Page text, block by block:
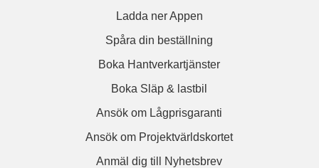
Ladda ner Appen
Spåra din beställning
Boka Hantverkartjänster
Boka Släp & lastbil
Ansök om Lågprisgaranti
Ansök om Projektvärldskortet
Anmäl dig till Nyhetsbrev